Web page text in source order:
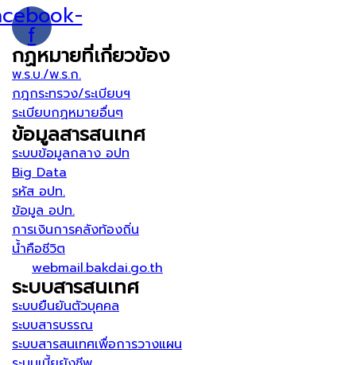
f
กฏหมายที่เกี่ยวข้อง
พ.ร.บ./พ.ร.ก.
กฎกระทรวง/ระเบียบฯ
ระเบียบกฏหมายอื่นๆ
ข้อมูลสารสนเทศ
ระบบข้อมูลกลาง อปท
Big Data
รหัส อปท.
ข้อมูล อปท.
การเงินการคลังท้องถิ่น
น้ำคือชีวิต
webmail.bakdai.go.th
ระบบสารสนเทศ
ระบบยืนยันตัวบุคคล
ระบบสารบรรณ
ระบบสารสนเทศเพื่อการวางแผน